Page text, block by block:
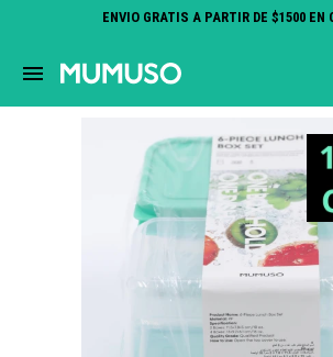
ENVIO GRATIS A PARTIR DE $1500 EN
menu
close